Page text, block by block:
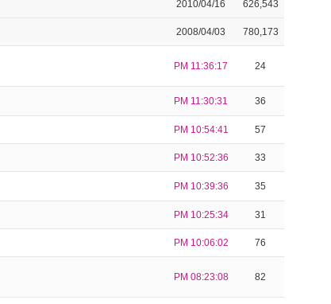
2010/04/16 626,543
2008/04/03 780,173
PM 11:36:17 24
PM 11:30:31 36
PM 10:54:41 57
PM 10:52:36 33
PM 10:39:36 35
PM 10:25:34 31
PM 10:06:02 76
PM 08:23:08 82